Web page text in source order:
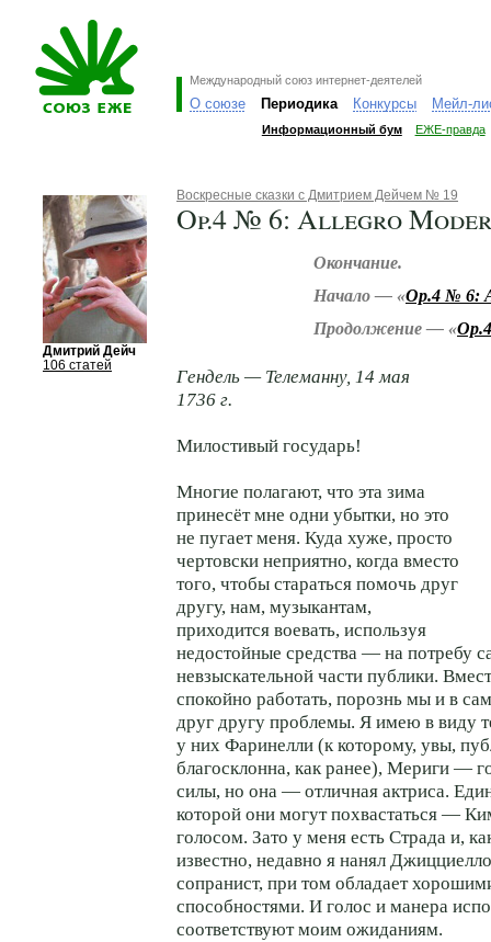
Международный союз интернет-деятелей
О союзе Периодика Конкурсы Мейл-
Информационный бум ЕЖЕ-правда
Дмитрий Дейч
106 статей
Воскресные сказки с Дмитрием Дейчем № 19
Op.4 № 6: Allegro
Окончание.
Начало — «Op.4 № 6:
Продолжение — «
Гендель — Телеманну, 14 мая
1736 г.
Милостивый государь!
Многие полагают, что эта зима
принесёт мне одни убытки, но это
не пугает меня. Куда хуже, просто
чертовски неприятно, когда вместо
того, чтобы стараться помочь друг
другу, нам, музыкантам,
приходится воевать, используя
недостойные средства — на потребу
невзыскательной части публики.
спокойно работать, порознь мы и в
друг другу проблемы. Я имею в виду
у них Фаринелли (к которому, увы,
благосклонна, как ранее), Мериги —
силы, но она — отличная актриса.
которой они могут похвастаться —
голосом. Зато у меня есть Страда и,
известно, недавно я нанял
сопранист, при том обладает
способностями. И голос и манера
соответствуют моим ожиданиям.